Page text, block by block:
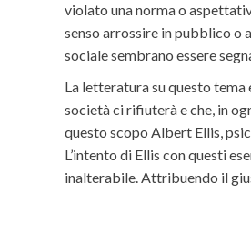
violato una norma o
senso arrossire in pubblico o
sociale sembrano essere
La letteratura su questo
società ci rifiuterà e che, in
questo scopo Albert Ellis,
L’intento di Ellis con questi
inalterabile. Attribuendo il